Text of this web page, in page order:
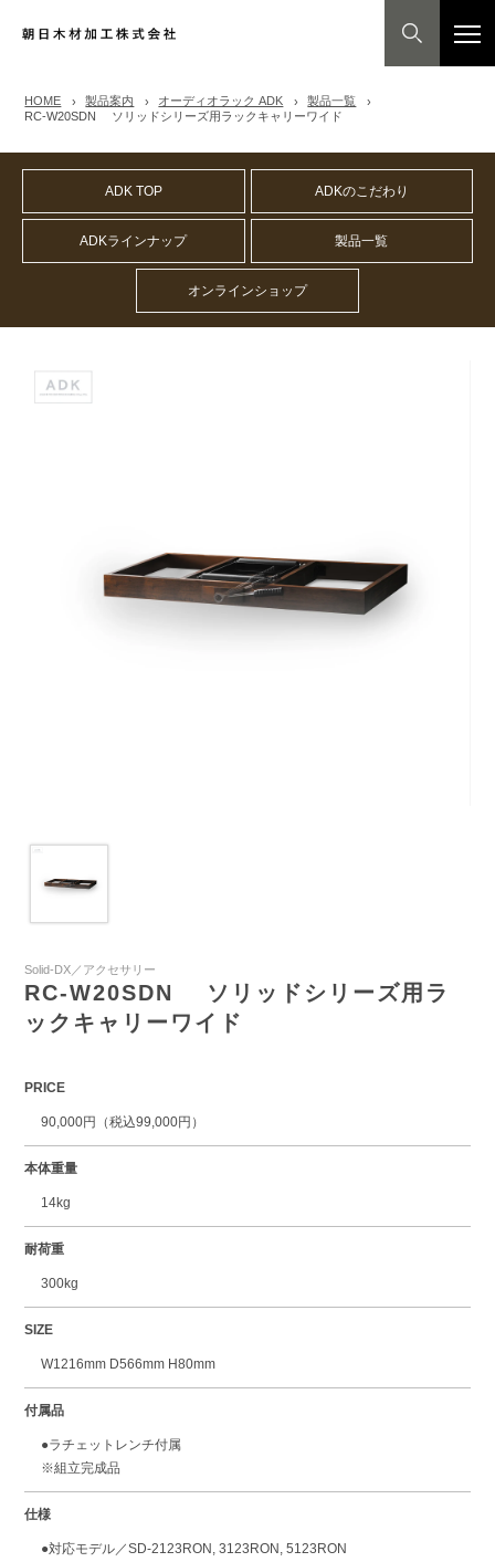
HOME 製品案内 オーディオラック ADK
製品一覧
RC-W20SDN ソリッドシリーズ用ラックキャリーワイド
ADK TOP ADKのこだわり
ADKラインナップ 製品一覧
オンラインショップ
Solid-DX／アクセサリー
RC-W20SDN ソリッドシリーズ用ラ
ックキャリーワイド
PRICE
90,000円（税込99,000円）
本体重量
14kg
耐荷重
300kg
SIZE
W1216mm D566mm H80mm
付属品
●ラチェットレンチ付属
※組立完成品
仕様
●対応モデル／SD-2123RON, 3123RON, 5123RON